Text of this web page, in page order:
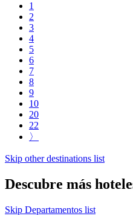
1
2
3
4
5
6
7
8
9
10
20
22
〉
Skip other destinations list
Descubre más
Skip Departamentos list